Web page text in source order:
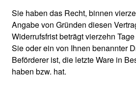
Sie haben das Recht, binnen
Angabe von Gründen diesen
Widerrufsfrist beträgt vierzehn
Sie oder ein von Ihnen benannter
Beförderer ist, die letzte Ware in
haben bzw. hat.